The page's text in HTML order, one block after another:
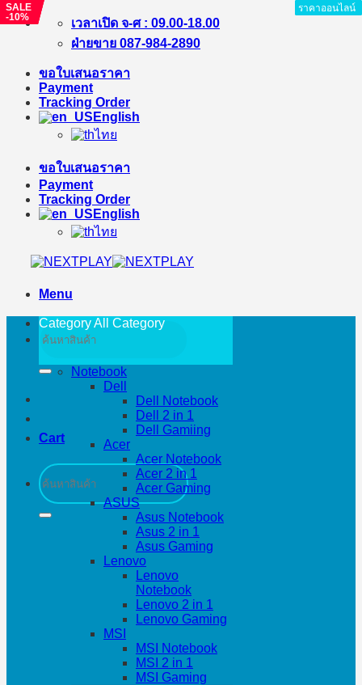
Skip
เวลาเปิด จ-ศ : 09.00-18.00
ฝ่ายขาย 087-984-2890
ขอใบเสนอราคา
Payment
Tracking Order
English
ไทย
ขอใบเสนอราคา
Payment
Tracking Order
English
ไทย
Menu
Search
for:
Cart
Search
for:
Category All Category
Notebook
Dell
Dell Notebook
Dell 2 in 1
Dell Gamiing
Acer
Acer Notebook
Acer 2 in 1
Acer Gaming
ASUS
Asus Notebook
Asus 2 in 1
Asus Gaming
Lenovo
Lenovo
Notebook
Lenovo 2 in 1
Lenovo Gaming
MSI
MSI Notebook
MSI 2 in 1
MSI Gaming
ราคาออนไลน์
ราคาออนไลน์
SALE
-1%
ราคาออนไลน์
ราคาออนไลน์
ราคาออนไลน์
SALE
-9%
ราคาออนไลน์
ราคาออนไลน์
SALE
-10%
ราคาออนไลน์